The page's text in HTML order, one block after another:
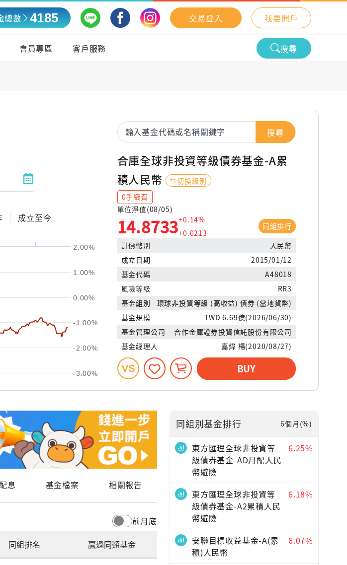
總數 4185 交易登入 我要開戶
會員專區 客戶服務 搜尋
成立至今
-3.00%
-2.00%
-1.00%
0.00%
1.00%
2.00%
搜尋
合庫全球非投資等級債券基金-A累
積人民幣
切換級別
0手續費
單位淨值(08/05)
14.8733+0.14%
+0.0213
同組排行
計價幣別
人民幣
成立日期
2015/01/12
基金代碼
A48018
風險等級
RR3
基金組別
環球非投資等級 (高收益) 債券 (當地貨幣)
基金規模
TWD 6.69億(2026/06/30)
基金管理公司
合作金庫證券投資信託股份有限公司
基金經理人
嘉煒 楊(2020/08/27)
BUY
息 基金檔案 相關報告
前月底
同組排名 贏過同類基金
同組別基金排行 6個月(%)
東方匯理全球非投資等
級債券基金-AD月配人民
幣避險
6.25%
東方匯理全球非投資等
級債券基金-A2累積人民
幣避險
6.18%
安聯目標收益基金-A(累
積)人民幣
6.07%